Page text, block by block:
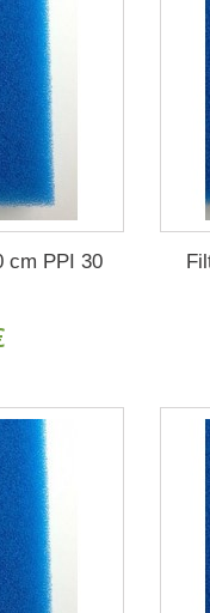
cm PPI 30